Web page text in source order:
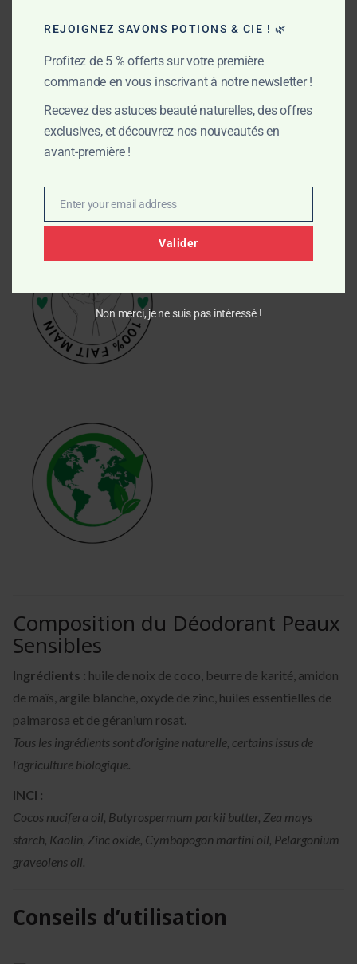
Composition du Déodorant Peaux
Sensibles
Ingrédients : huile de noix de coco, beurre de karité, amidon
de maïs, argile blanche, oxyde de zinc, huiles essentielles de
palmarosa et de géranium rosat.
Tous les ingrédients sont d’origine naturelle, certains issus de
l’agriculture biologique.
INCI :
Cocos nucifera oil, Butyrospermum parkii butter, Zea mays
starch, Kaolin, Zinc oxide, Cymbopogon martini oil, Pelargonium
graveolens oil.
Conseils d’utilisation
REJOIGNEZ SAVONS POTIONS & CIE ! 🌿
Profitez de 5 % offerts sur votre première
commande en vous inscrivant à notre newsletter !
Recevez des astuces beauté naturelles, des offres
exclusives, et découvrez nos nouveautés en
avant-première !
Enter your email address
Valider
Non merci, je ne suis pas intéressé !